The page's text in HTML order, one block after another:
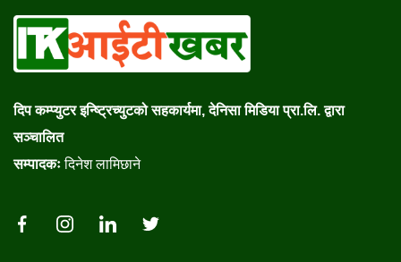
दिप कम्प्युटर इन्ष्ट्रिच्युटको सहकार्यमा, देनिसा मिडिया प्रा.लि. द्वारा
सञ्चालित
सम्पादकःदिनेश लामिछाने